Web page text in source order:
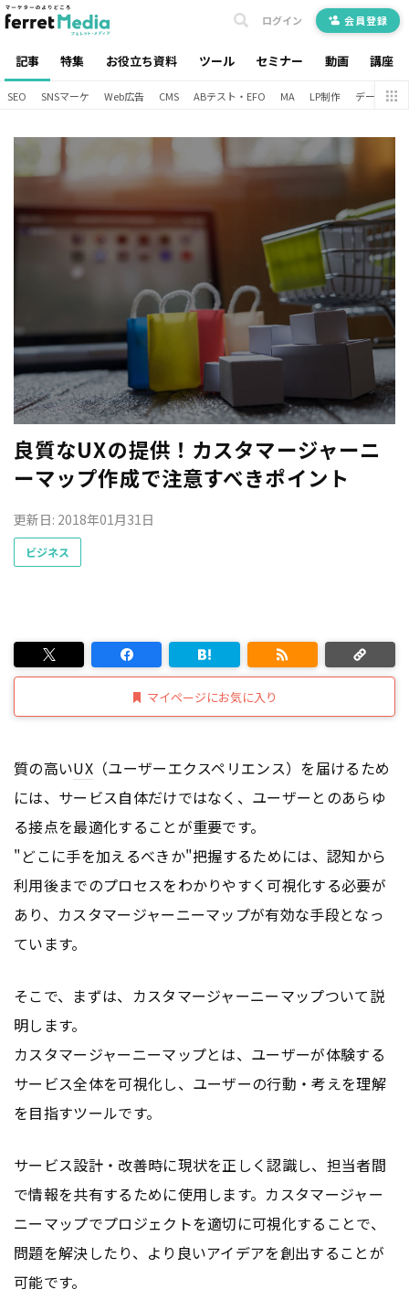
記事 特集 お役立ち資料 ツール セミナー 動画 講座
ログイン 会員登録
SEO SNSマーケ Web広告 CMS ABテスト・EFO MA LP制作 データ分析
良質なUXの提供！カスタマージャーニ
ーマップ作成で注意すべきポイント
更新日: 2018年01月31日
ビジネス
マイページにお気に入り
質の高いUX（ユーザーエクスペリエンス）を届けるため
には、サービス自体だけではなく、ユーザーとのあらゆ
る接点を最適化することが重要です。
"どこに手を加えるべきか"把握するためには、認知から
利用後までのプロセスをわかりやすく可視化する必要が
あり、カスタマージャーニーマップが有効な手段となっ
ています。
そこで、まずは、カスタマージャーニーマップついて説
明します。
カスタマージャーニーマップとは、ユーザーが体験する
サービス全体を可視化し、ユーザーの行動・考えを理解
を目指すツールです。
サービス設計・改善時に現状を正しく認識し、担当者間
で情報を共有するために使用します。カスタマージャー
ニーマップでプロジェクトを適切に可視化することで、
問題を解決したり、より良いアイデアを創出することが
可能です。